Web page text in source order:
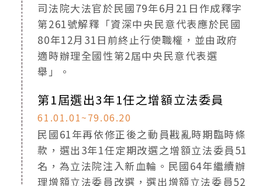
司法院大法官於民國79年6月21日作成釋字
第261號解釋「資深中央民意代表應於民國
80年12月31日前終止行使職權，並由政府
適時辦理全國性第2屆中央民意代表選
舉」。
第1屆選出3年1任之增額立法委員
61.01.01~79.06.20
民國61年再依修正後之動員戡亂時期臨時條
款，選出3年1任定期改選之增額立法委員51
名，為立法院注入新血輪。民國64年繼續辦
理增額立法委員改選，選出增額立法委員52